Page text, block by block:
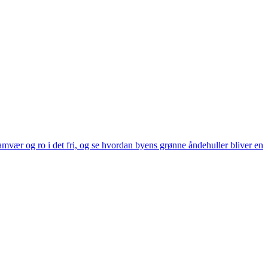
og ro i det fri, og se hvordan byens grønne åndehuller bliver en